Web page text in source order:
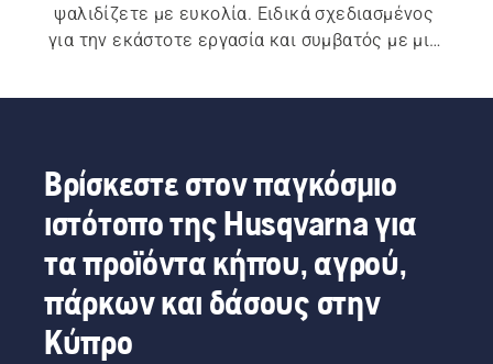
ψαλιδίζετε με ευκολία. Ειδικά σχεδιασμένος
για την εκάστοτε εργασία και συμβατός με μια
μπαταρίας Husqvarna είναι η ευελιξία που
Βρίσκεστε στον παγκόσμιο
ιστότοπο της Husqvarna για
τα προϊόντα κήπου, αγρού,
πάρκων και δάσους στην
Κύπρο